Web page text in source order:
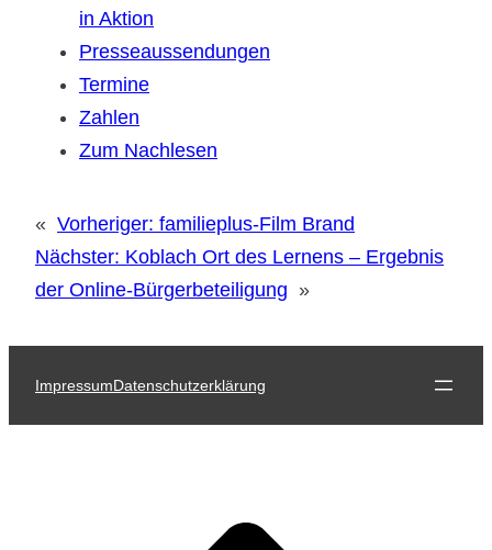
in Aktion
Presseaussendungen
Termine
Zahlen
Zum Nachlesen
« Vorheriger: familieplus-Film Brand
Nächster: Koblach Ort des Lernens – Ergebnis
der Online-Bürgerbeteiligung »
ImpressumDatenschutzerklärung